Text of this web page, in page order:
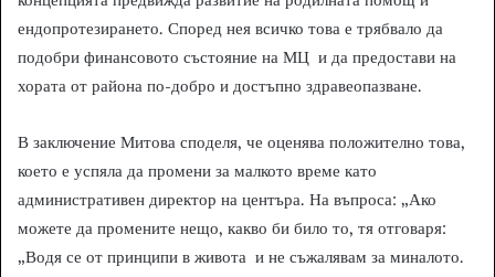
ендопротезирането. Според нея всичко това е трябвало да
подобри финансовото състояние на МЦ и да предостави на
хората от района по-добро и достъпно здравеопазване.
В заключение Митова споделя, че оценява положително това,
което е успяла да промени за малкото време като
административен директор на центъра. На въпроса: „Ако
можете да промените нещо, какво би било то, тя отговаря:
„Водя се от принципи в живота и не съжалявам за миналото.